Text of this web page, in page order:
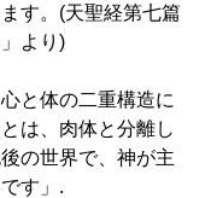
す。(天聖経第七篇
より)
と体の二重構造に
は、肉体と分離し
の世界で、神が主
す」.